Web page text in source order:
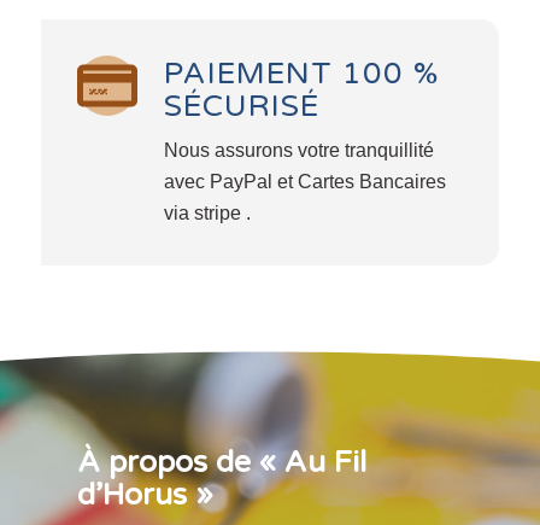
PAIEMENT 100 %
SÉCURISÉ
Nous assurons votre tranquillité
avec PayPal et Cartes Bancaires
via stripe .
À propos de « Au Fil
d’Horus »